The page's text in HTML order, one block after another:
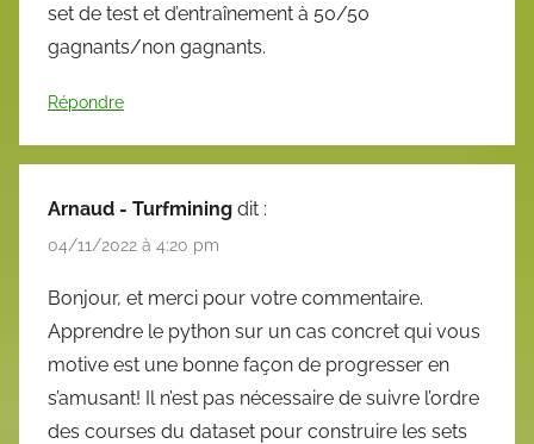
set de test et d’entraînement à 50/50
gagnants/non gagnants.
Répondre
Arnaud - Turfmining dit :
04/11/2022 à 4:20 pm
Bonjour, et merci pour votre commentaire.
Apprendre le python sur un cas concret qui vous
motive est une bonne façon de progresser en
s’amusant! Il n’est pas nécessaire de suivre l’ordre
des courses du dataset pour construire les sets